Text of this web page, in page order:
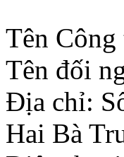
Tên
Tên đối
Địa chỉ:
Hai Bà